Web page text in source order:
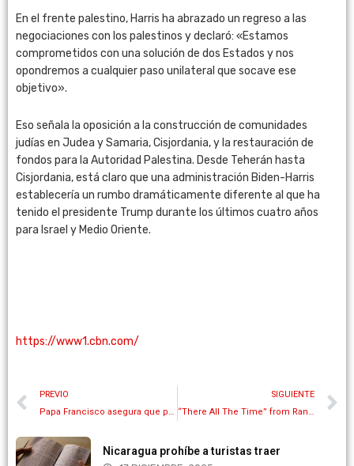
En el frente palestino, Harris ha abrazado un regreso a las
negociaciones con los palestinos y declaró: «Estamos
comprometidos con una solución de dos Estados y nos
opondremos a cualquier paso unilateral que socave ese
objetivo».
Eso señala la oposición a la construcción de comunidades
judías en Judea y Samaria, Cisjordania, y la restauración de
fondos para la Autoridad Palestina. Desde Teherán hasta
Cisjordania, está claro que una administración Biden-Harris
establecería un rumbo dramáticamente diferente al que ha
tenido el presidente Trump durante los últimos cuatro años
para Israel y Medio Oriente.
https://www1.cbn.com/
PREVIO
Papa Francisco asegura que para ingresar al cielo ahora será necesaria la vacuna contra el Covid-19
SIGUIENTE
“There All The Time” from Randall Johnson
Nicaragua prohíbe a turistas traer